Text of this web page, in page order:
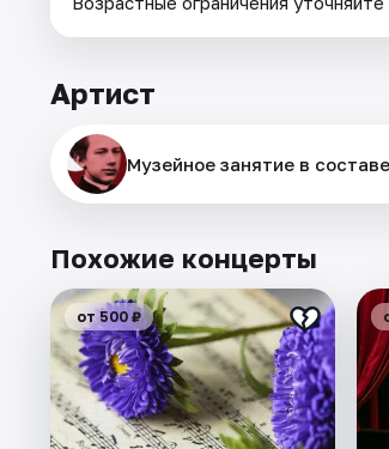
Артист
Музейное занятие в
Похожие концерты
от 500 ₽